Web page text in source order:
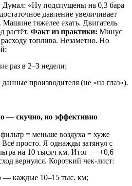
Думал: «Ну подспущены на 0,3 бара
давление увеличивает
тяжелее ехать. Двигатель
растёт. Факт из практики: Минус
топлива. Незаметно. Но
раз в 2–3 недели;
производителя (не «на глаз»).
— скучно, но эффективно
= меньше воздуха = хуже
просто. Я однажды затянул с
на 10 тысяч км. Итог — +0,6
вернулся. Короткий чек-лист:
— каждые 10–15 тыс. км;